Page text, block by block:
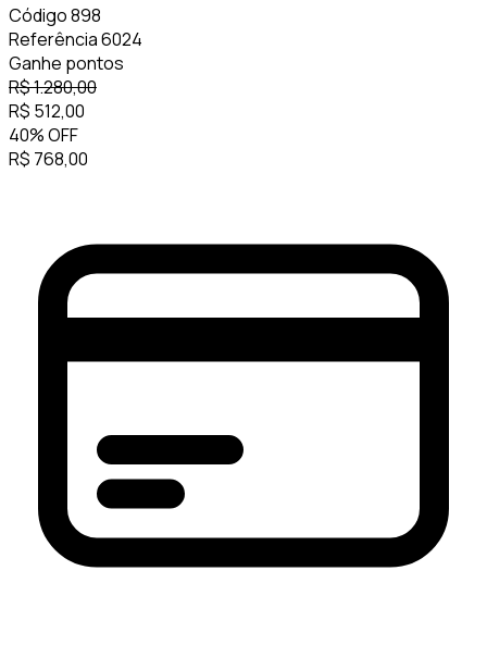
Código898
Referência6024
Ganhe pontos
R$1.280,00
R$ 512,00
40%OFF
R$ 768,00